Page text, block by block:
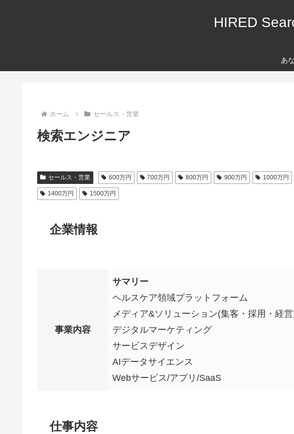
HIRED
あ
ホーム セールス・営業
検索エンジニア
セールス・営業 600万円 700万円 800万円 900万円 1000万円
1400万円 1500万円
企業情報
事業内容
サマリー
ヘルスケア領域プラットフォーム
メディア&ソリューション(集客・採用・経
デジタルマーケティング
サービスデザイン
AIデータサイエンス
Webサービス/アプリ/SaaS
仕事内容